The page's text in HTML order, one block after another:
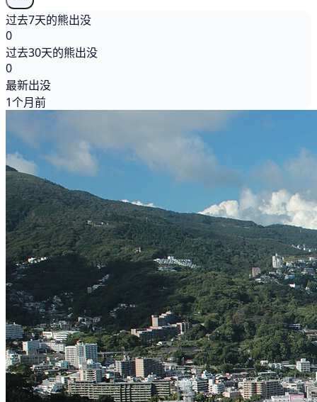
过去7天的熊出没
0
过去30天的熊出没
0
最新出没
1个月前